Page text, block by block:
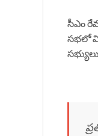
సీఎం
సభలో